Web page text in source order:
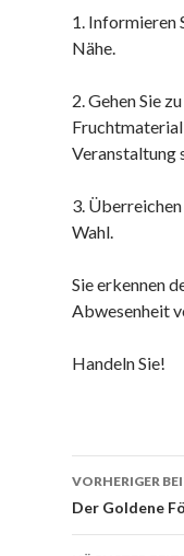
1. Informieren
Nähe.
2. Gehen Sie
Veranstaltung
3.
Wahl.
Sie erkennen
Abwesenheit
Handeln Sie!
VORHERIGER
Der Goldene